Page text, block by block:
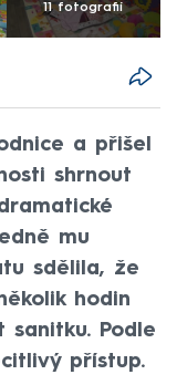
11 fotografií
a přišel
shrnout
mu
sdělila, že
hodin
Podle
přístup.